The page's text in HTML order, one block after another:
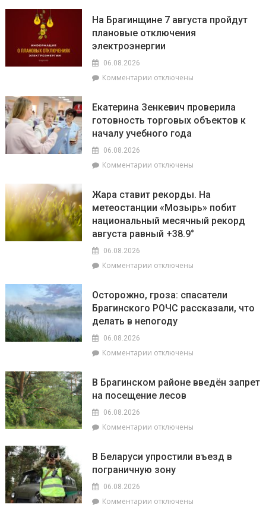
государственности,
кто
сейчас
впереди
кампании
как
принять
участие
конкурсе
лучшую
читайте
7
августа
в
рассказали,
почему
не
телефон
грозы
На Брагинщине 7 августа пройдут
плановые отключения
электроэнергии
06.08.2026
Комментарии к
Брагинщине
7
августа
отключения
отключены
Екатерина Зенкевич проверила
готовность торговых объектов к
началу учебного года
06.08.2026
Комментарии к
Зенкевич
проверила
готовность
торговых
началу
отключены
Жара ставит рекорды. На
метеостанции «Мозырь» побит
национальный месячный рекорд
августа равный +38.9°
06.08.2026
Комментарии к
ставит
рекорды.
На
побит
месячный
рекорд
августа
отключены
Осторожно, гроза: спасатели
Брагинского РОЧС рассказали, что
делать в непогоду
06.08.2026
Комментарии к
гроза:
спасатели
рассказали,
делать
непогоду
отключены
В Брагинском районе введён запрет
на посещение лесов
06.08.2026
Комментарии к
Брагинском
районе
на
отключены
В Беларуси упростили въезд в
пограничную зону
06.08.2026
Комментарии котключены